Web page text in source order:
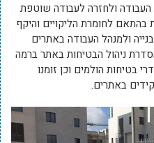
ולחזרה לעבודה שוטפת
בהתאם לחומרת הליקויים והיקף
ולמנהל העבודה באתרים
ניהול הבטיחות באתר ברמה
בטיחות הולמים וכן זומנו
באתרים.